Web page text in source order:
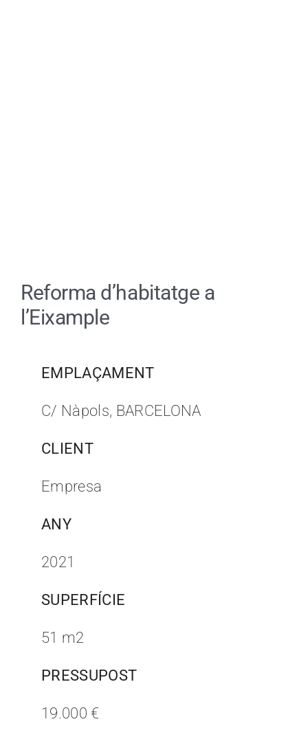
Reforma d’habitatge a
l’Eixample
EMPLAÇAMENT
C/ Nàpols, BARCELONA
CLIENT
Empresa
ANY
2021
SUPERFÍCIE
51 m2
PRESSUPOST
19.000 €